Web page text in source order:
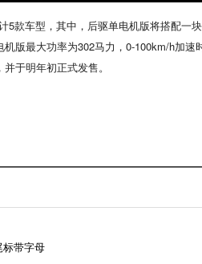
5款车型，其中，后驱单电机版将搭配一
版最大功率为302马力，0-100km/h加速
于明年初正式发售。
标带字母